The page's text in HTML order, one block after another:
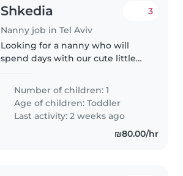
Shkedia
Nanny job in Tel Aviv
3
Looking for a nanny who will
spend days with our cute little
Reading and singing playing
and laughing
Number of children: 1
Age of children:Toddler
Last activity: 2 weeks ago
₪80.00/hr